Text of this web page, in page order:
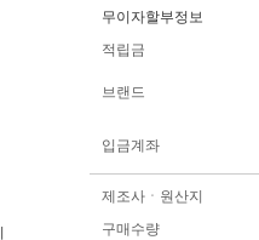
무이자할부정보
적립금
브랜드
입금계좌
제조사ㆍ원산지
구매수량